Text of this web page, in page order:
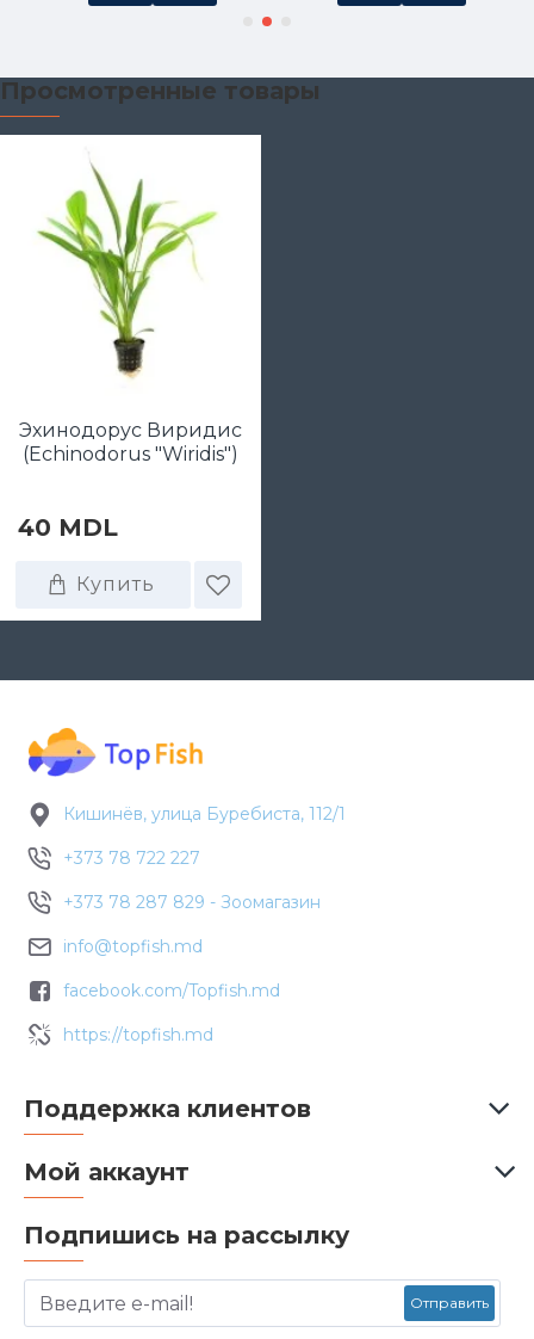
Просмотренные товары
Эхинодорус Виридис
(Echinodorus "Wiridis")
40 MDL
Купить
Кишинёв, улица Буребиста, 112/1
+373 78 722 227
+373 78 287 829 - Зоомагазин
info@topfish.md
facebook.com/Topfish.md
https://topfish.md
Поддержка клиентов
Мой аккаунт
Подпишись на рассылку
Отправить